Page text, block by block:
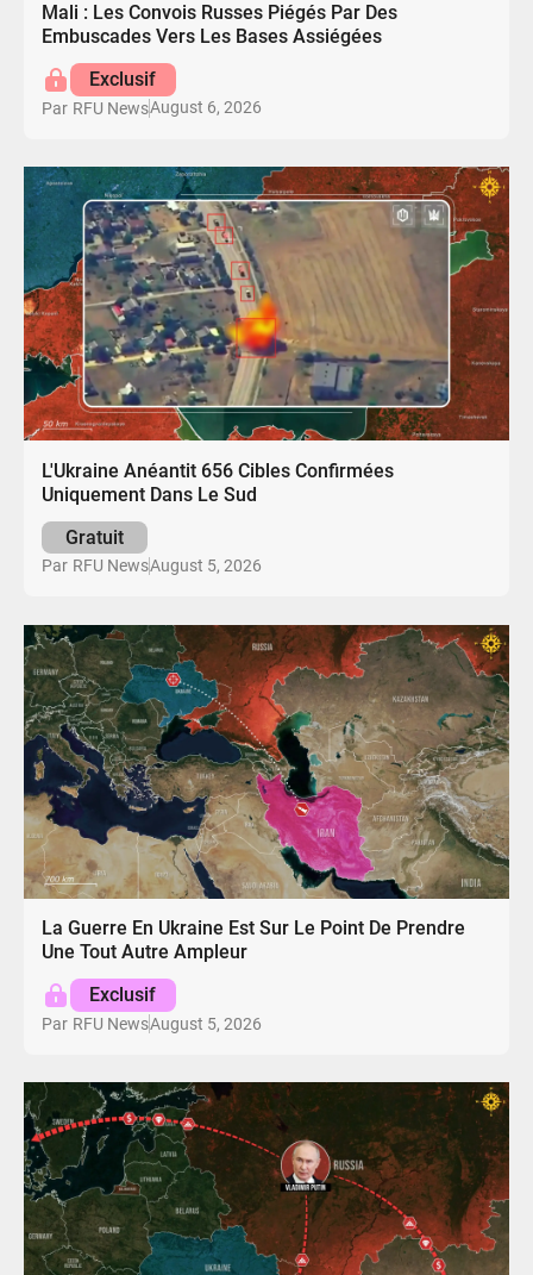
Mali : Les Convois Russes Piégés Par Des
Embuscades Vers Les Bases Assiégées
Exclusif
Par RFU NewsAugust 6, 2026
L'Ukraine Anéantit 656 Cibles Confirmées
Uniquement Dans Le Sud
Gratuit
Par RFU NewsAugust 5, 2026
La Guerre En Ukraine Est Sur Le Point De Prendre
Une Tout Autre Ampleur
Exclusif
Par RFU NewsAugust 5, 2026